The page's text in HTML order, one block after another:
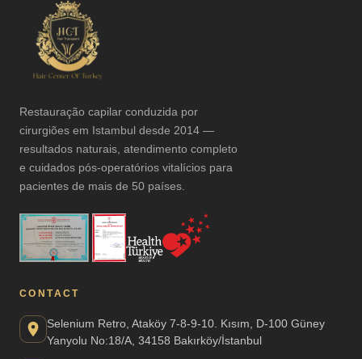
Restauração capilar conduzida por
cirurgiões em Istambul desde 2014 —
resultados naturais, atendimento completo
e cuidados pós-operatórios vitalícios para
pacientes de mais de 50 países.
CONTACT
Selenium Retro, Ataköy 7-8-9-10. Kısım, D-100 Güney
Yanyolu No:18/A, 34158 Bakırköy/İstanbul